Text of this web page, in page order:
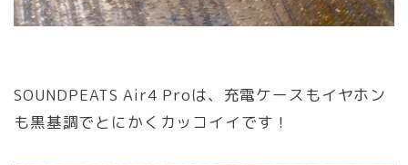
SOUNDPEATS Air4 Proは、充電ケースもイヤホン
も黒基調でとにかくカッコイイです！